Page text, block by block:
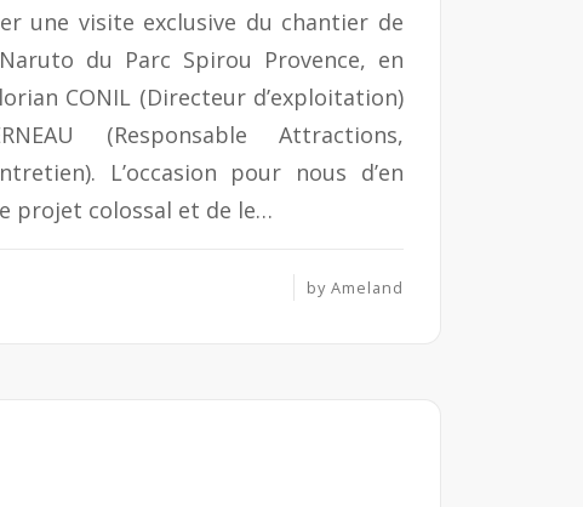
une visite exclusive du chantier de
du Parc Spirou Provence, en
CONIL (Directeur d’exploitation)
(Responsable Attractions,
L’occasion pour nous d’en
projet colossal et de le…
by Ameland